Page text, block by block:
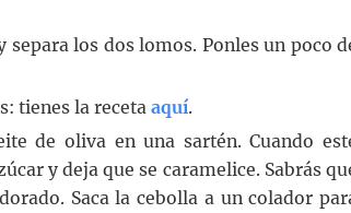
los dos lomos. Ponles un poco
tienes la receta aquí.
de oliva en una sartén. Cuando
y deja que se caramelice. Sabrás
Saca la cebolla a un colador